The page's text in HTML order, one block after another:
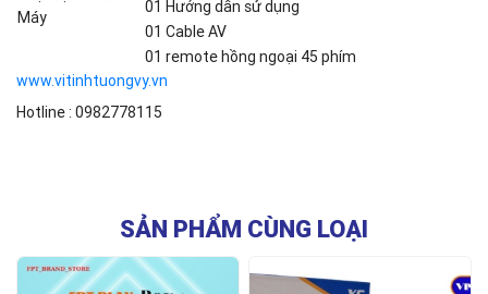
Máy
01 Hướng dẫn sử dụng
01 Cable AV
01 remote hồng ngoại 45 phím
www.vitinhtuongvy.vn
Hotline : 0982778115
SẢN PHẨM CÙNG LOẠI